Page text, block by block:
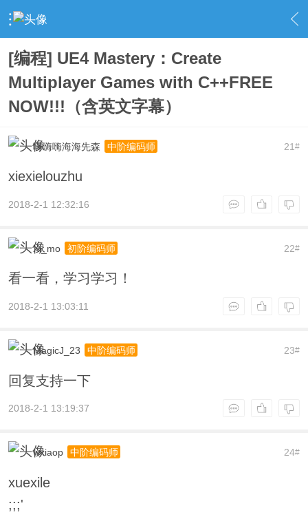
› UnrealEngine 4 专区 › UE4 教学资料 › 内容
[编程] UE4 Mastery：Create
Multiplayer Games with C++FREE
NOW!!!（含英文字幕）
21#
嗨嗨嗨海海先森 中阶编码师
xiexielouzhu
2018-2-1 12:32:16
22#
Xi_mo 初阶编码师
看一看，学习学习！
2018-2-1 13:03:11
23#
MagicJ_23 中阶编码师
回复支持一下
2018-2-1 13:19:37
24#
wxiaop 中阶编码师
xuexile
;;;'